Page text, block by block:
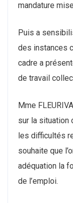
mandature
Puis a
des instances
cadre a
de travail
Mme
sur la situation
les difficultés
souhaite que
adéquation la
de l’emploi.